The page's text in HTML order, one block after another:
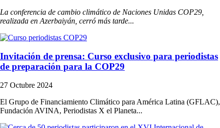
La conferencia de cambio climático de Naciones Unidas COP29,
realizada en Azerbaiyán, cerró más tarde...
Invitación de prensa: Curso exclusivo para periodistas
de preparación para la COP29
27 Octubre 2024
El Grupo de Financiamiento Climático para América Latina (GFLAC),
Fundación AVINA, Periodistas X el Planeta...